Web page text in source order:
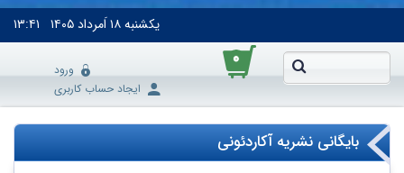
یکشنبه۱۸ اَمرداد ۱۴۰۵ ۱۳:۴۱
۰
ورود
ایجاد حساب کاربری
بایگانی نشریه آکاردئونی